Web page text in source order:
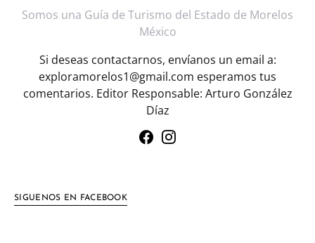
Somos una Guía de Turismo del Estado de Morelos
México
Si deseas contactarnos, envíanos un email a:
exploramorelos1@gmail.com esperamos tus
comentarios. Editor Responsable: Arturo González
Díaz
SIGUENOS EN FACEBOOK